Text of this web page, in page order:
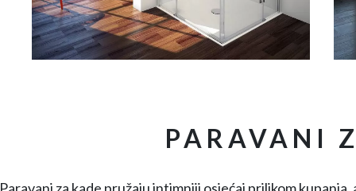
PARAVANI
Paravani za kade pružaju intimniji osjećaj prilikom